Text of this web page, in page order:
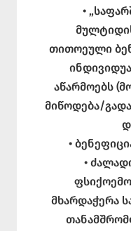
•
თითოეული
აწარმოებს
მიწოდება/
•
•
მხარდაჭერა